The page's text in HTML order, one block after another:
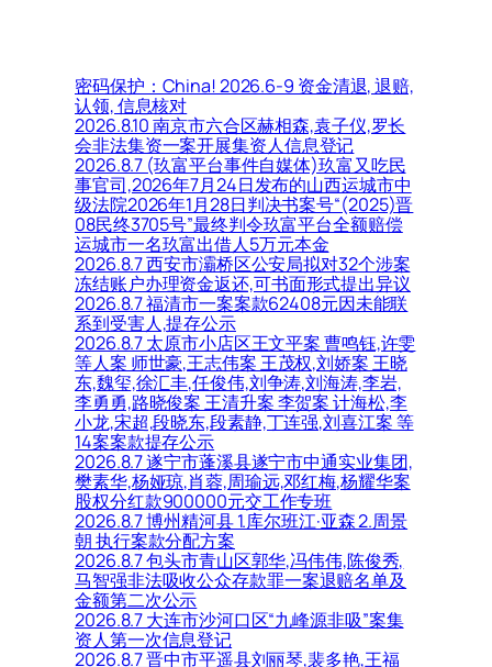
密码保护：China! 2026.6-9 资金清退, 退赔,
认领, 信息核对
2026.8.10 南京市六合区赫相森,袁子仪,罗长
会非法集资一案开展集资人信息登记
2026.8.7 (玖富平台事件自媒体)玖富又吃民
事官司,2026年7月24日发布的山西运城市中
级法院2026年1月28日判决书案号“(2025)晋
08民终3705号”最终判令玖富平台全额赔偿
运城市一名玖富出借人5万元本金
2026.8.7 西安市灞桥区公安局拟对32个涉案
冻结账户办理资金返还,可书面形式提出异议
2026.8.7 福清市一案案款62408元因未能联
系到受害人,提存公示
2026.8.7 太原市小店区王文平案 曹鸣钰,许雯
等人案 师世豪,王志伟案 王茂权,刘娇案 王晓
东,魏玺,徐汇丰,任俊伟,刘争涛,刘海涛,李岩,
李勇勇,路晓俊案 王清升案 李贺案 计海松,李
小龙,宋超,段晓东,段素静,丁连强,刘喜江案 等
14案案款提存公示
2026.8.7 遂宁市蓬溪县遂宁市中通实业集团,
樊素华,杨娅琼,肖蓉,周瑜远,邓红梅,杨耀华案
股权分红款900000元交工作专班
2026.8.7 博州精河县 1.库尔班江·亚森 2.周景
朝 执行案款分配方案
2026.8.7 包头市青山区郭华,冯伟伟,陈俊秀,
马智强非法吸收公众存款罪一案退赔名单及
金额第二次公示
2026.8.7 大连市沙河口区“九峰源非吸”案集
资人第一次信息登记
2026.8.7 晋中市平遥县刘丽琴,裴多艳,王福